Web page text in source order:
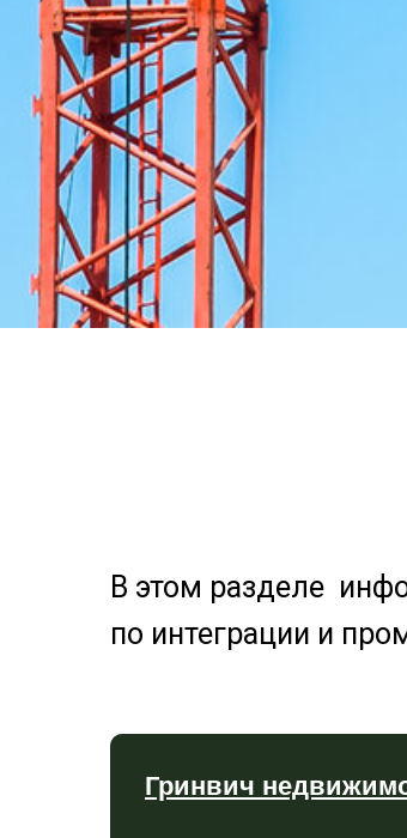
В этом разделе
по интеграции и
Гринвич